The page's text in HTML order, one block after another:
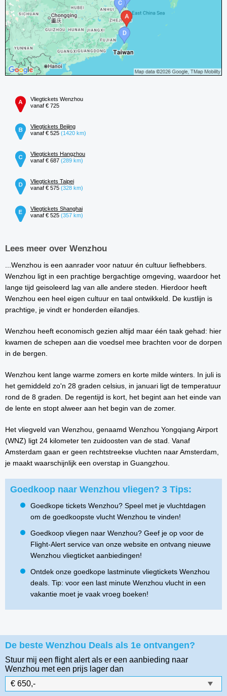
Vliegtickets Wenzhou
vanaf € 725
Vliegtickets Beijing
vanaf € 525 (1420 km)
Vliegtickets Hangzhou
vanaf € 687 (289 km)
Vliegtickets Taipei
vanaf € 575 (328 km)
Vliegtickets Shanghai
vanaf € 525 (357 km)
Lees meer over Wenzhou
...Wenzhou is een aanrader voor natuur én cultuur liefhebbers.
Wenzhou ligt in een prachtige bergachtige omgeving, waardoor het
lange tijd geisoleerd lag van alle andere steden. Hierdoor heeft
Wenzhou een heel eigen cultuur en taal ontwikkeld. De kustlijn is
prachtige, je vindt er honderden eilandjes.
Wenzhou heeft economisch gezien altijd maar één taak gehad: hier
kwamen de schepen aan die voedsel mee brachten voor de dorpen
in de bergen.
Wenzhou kent lange warme zomers en korte milde winters. In juli is
het gemiddeld zo'n 28 graden celsius, in januari ligt de temperatuur
rond de 8 graden. De regentijd is kort, het begint aan het einde van
de lente en stopt alweer aan het begin van de zomer.
Het vliegveld van Wenzhou, genaamd Wenzhou Yongqiang Airport
(WNZ) ligt 24 kilometer ten zuidoosten van de stad. Vanaf
Amsterdam gaan er geen rechtstreekse vluchten naar Amsterdam,
je maakt waarschijnlijk een overstap in Guangzhou.
Goedkoop naar Wenzhou vliegen? 3 Tips:
Goedkope tickets Wenzhou? Speel met je vluchtdagen
om de goedkoopste vlucht Wenzhou te vinden!
Goedkoop vliegen naar Wenzhou? Geef je op voor de
Flight-Alert service van onze website en ontvang nieuwe
Wenzhou vliegticket aanbiedingen!
Ontdek onze goedkope lastminute vliegtickets Wenzhou
deals. Tip: voor een last minute Wenzhou vlucht in een
vakantie moet je vaak vroeg boeken!
De beste Wenzhou Deals als 1e ontvangen?
Stuur mij een flight alert als er een aanbieding naar
Wenzhou met een prijs lager dan